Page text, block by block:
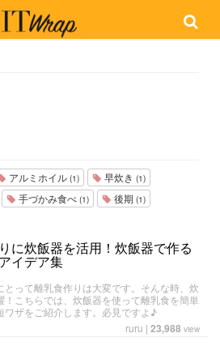
アルミホイル (1) 早炊き (1)
手づかみ食べ (1) 後期 (1)
に炊飯器を活用！炊飯器で作る
イデア集
とって離乳食作りは大変です。そんな時、炊
！こちらでは、炊飯器を使って離乳食を簡単
ワザをご紹介します。必見ですよ♪
ruru | 23,988 view